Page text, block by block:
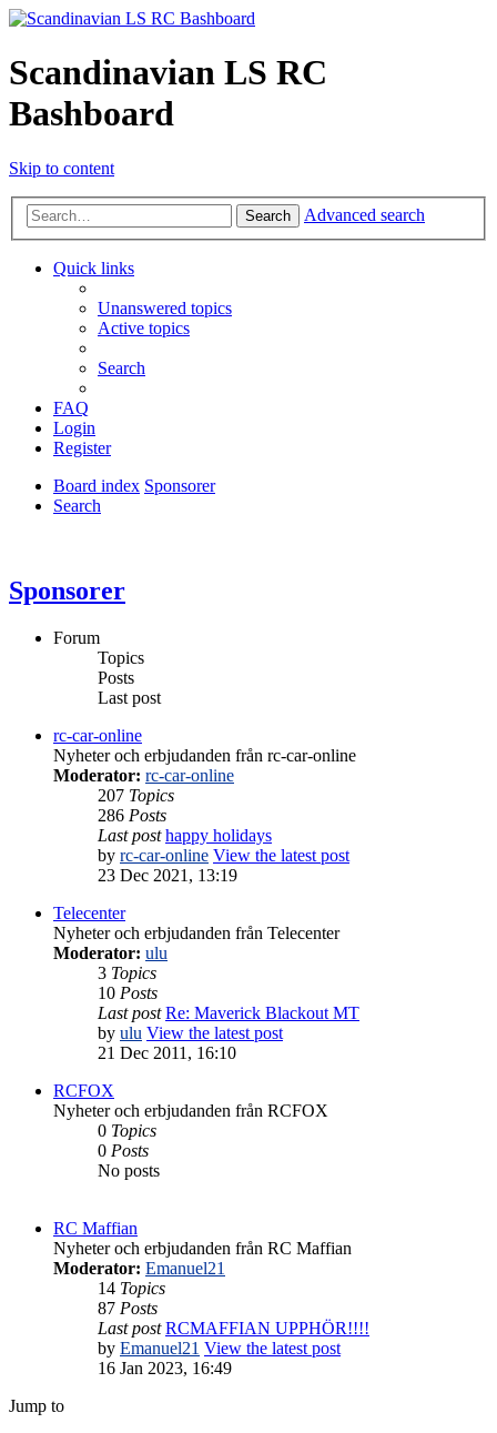
Scandinavian LS RC
Bashboard
Skip to content
Search Advanced search
Quick links
Unanswered topics
Active topics
Search
FAQ
Login
Register
Board index Sponsorer
Search
Sponsorer
Forum
Topics
Posts
Last post
rc-car-online
Nyheter och erbjudanden från rc-car-online
Moderator: rc-car-online
207 Topics
286 Posts
Last post happy holidays
by rc-car-online View the latest post
23 Dec 2021, 13:19
Telecenter
Nyheter och erbjudanden från Telecenter
Moderator: ulu
3 Topics
10 Posts
Last post Re: Maverick Blackout MT
by ulu View the latest post
21 Dec 2011, 16:10
RCFOX
Nyheter och erbjudanden från RCFOX
0 Topics
0 Posts
No posts
RC Maffian
Nyheter och erbjudanden från RC Maffian
Moderator: Emanuel21
14 Topics
87 Posts
Last post RCMAFFIAN UPPHÖR!!!!
by Emanuel21 View the latest post
16 Jan 2023, 16:49
Jump to